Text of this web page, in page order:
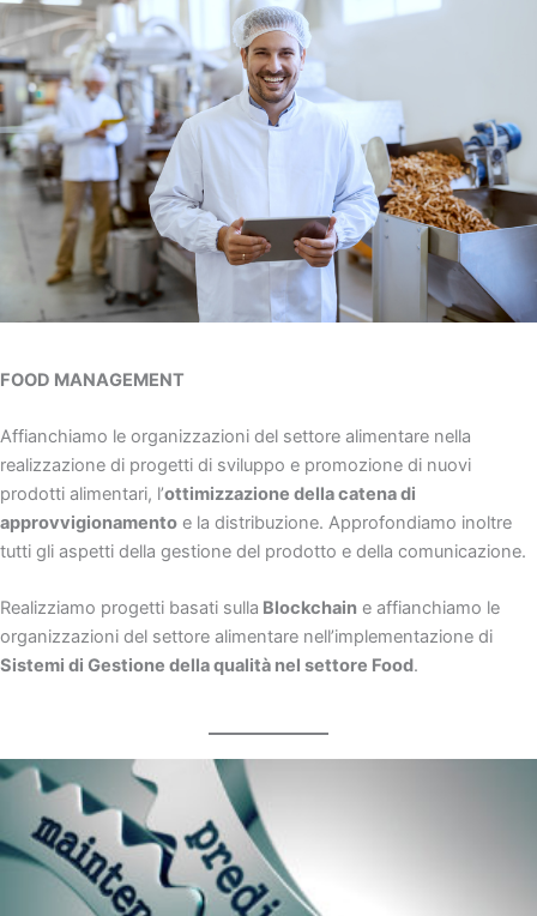
FOOD MANAGEMENT
Affianchiamo le organizzazioni del settore alimentare nella
realizzazione di progetti di sviluppo e promozione di nuovi
prodotti alimentari, l’ottimizzazione della catena di
approvvigionamento e la distribuzione. Approfondiamo inoltre
tutti gli aspetti della gestione del prodotto e della comunicazione.
Realizziamo progetti basati sulla Blockchain e affianchiamo le
organizzazioni del settore alimentare nell’implementazione di
Sistemi di Gestione della qualità nel settore Food.